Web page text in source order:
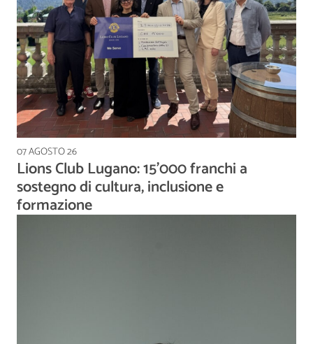
07 AGOSTO 26
Lions Club Lugano: 15'000 franchi a
sostegno di cultura, inclusione e
formazione